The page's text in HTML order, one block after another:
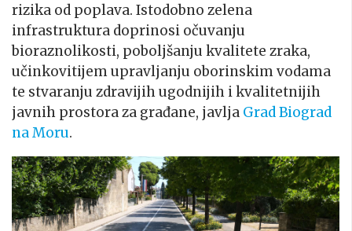
rizika od poplava. Istodobno zelena
infrastruktura doprinosi očuvanju
bioraznolikosti, poboljšanju kvalitete zraka,
učinkovitijem upravljanju oborinskim vodama
te stvaranju zdravijih ugodnijih i kvalitetnijih
javnih prostora za građane, javlja Grad Biograd
na Moru.